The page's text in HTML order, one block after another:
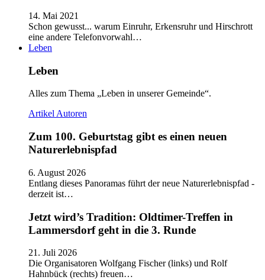
14. Mai 2021
Schon gewusst... warum Einruhr, Erkensruhr und Hirschrott
eine andere Telefonvorwahl…
Leben
Leben
Alles zum Thema „Leben in unserer Gemeinde“.
ArtikelAutoren
Zum 100. Geburtstag gibt es einen neuen
Naturerlebnispfad
6. August 2026
Entlang dieses Panoramas führt der neue Naturerlebnispfad -
derzeit ist…
Jetzt wird’s Tradition: Oldtimer-Treffen in
Lammersdorf geht in die 3. Runde
21. Juli 2026
Die Organisatoren Wolfgang Fischer (links) und Rolf
Hahnbück (rechts) freuen…